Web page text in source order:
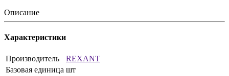
Описание
Характеристики
Производитель
REXANT
Базовая единица шт